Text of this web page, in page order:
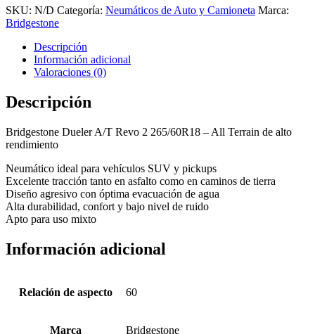
SKU: N/D Categoría: Neumáticos de Auto y Camioneta Marca:
Bridgestone
Descripción
Información adicional
Valoraciones (0)
Descripción
Bridgestone Dueler A/T Revo 2 265/60R18 – All Terrain de alto
rendimiento
Neumático ideal para vehículos SUV y pickups
Excelente tracción tanto en asfalto como en caminos de tierra
Diseño agresivo con óptima evacuación de agua
Alta durabilidad, confort y bajo nivel de ruido
Apto para uso mixto
Información adicional
Relación de aspecto 60
Marca Bridgestone